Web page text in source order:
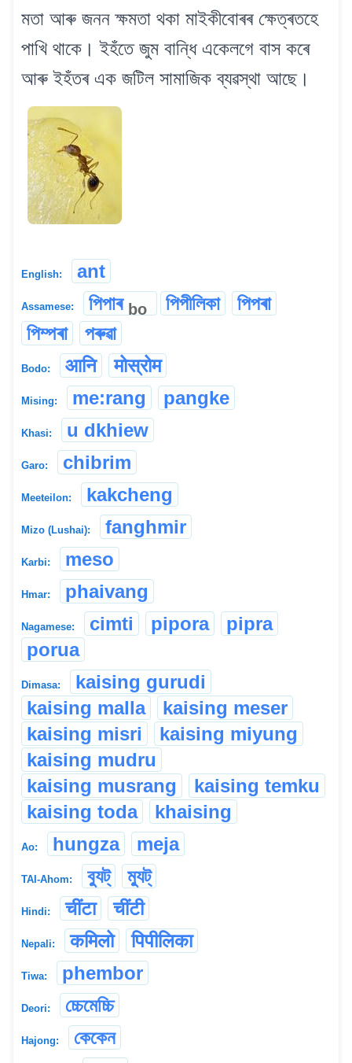
মতা আৰু জনন ক্ষমতা থকা মাইকীবোৰৰ ক্ষেত্ৰতহে
পাখি থাকে। ইহঁতে জুম বান্ধি একেলগে বাস কৰে
আৰু ইহঁতৰ এক জটিল সামাজিক ব্যৱস্থা আছে।
English: ant
Assamese: পিপাৰ bo পিপীলিকা
পিপৰা
পিম্পৰা
পৰুৱা
Bodo: आनि मोस्रोम
Mising: me:rang pangke
Khasi: u dkhiew
Garo: chibrim
Meeteilon: kakcheng
Mizo (Lushai): fanghmir
Karbi: meso
Hmar: phaivang
Nagamese: cimti pipora
pipra
porua
Dimasa:
kaising gurudi
kaising malla
kaising meser
kaising misri
kaising miyung
kaising mudru
kaising musrang
kaising temku
kaising toda
khaising
Ao: hungza meja
TAI-Ahom: ব্যুট্ ম্যুট্
Hindi: चींटा चींटी
Nepali: कमिलो पिपीलिका
Tiwa: phembor
Deori: চ্চেমেচ্চি
Hajong:
কেকেন